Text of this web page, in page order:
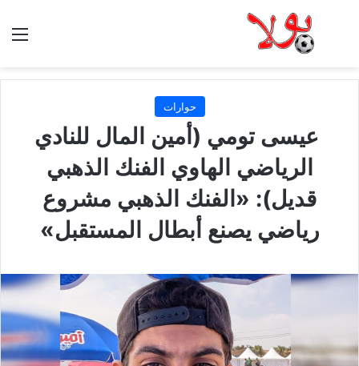
حوارات
عيسى تومي (أمين المال للنادي
الرياضي الهاوي الفنك الذهبي
قديل): «الفنك الذهبي مشروع
رياضي يصنع أبطال المستقبل»